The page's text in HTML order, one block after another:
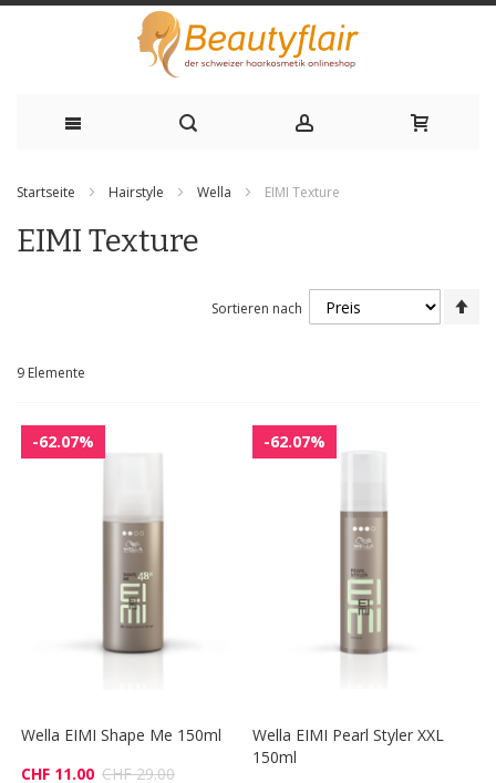
springen
Startseite Hairstyle Wella EIMI Texture
EIMI Texture
9 Elemente
Sortieren nach
-62.07%
Wella EIMI Shape Me 150ml
CHF 11.00 CHF 29.00
-62.07%
Wella EIMI Pearl Styler XXL
150ml